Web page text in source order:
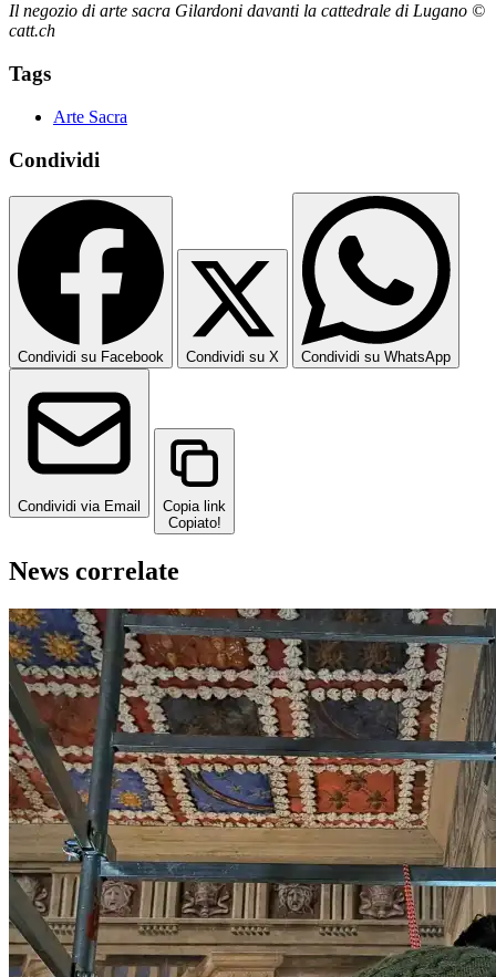
Il negozio di arte sacra Gilardoni davanti la cattedrale di Lugano ©
catt.ch
Tags
Arte Sacra
Condividi
Condividi su Facebook Condividi su X Condividi su WhatsApp
Condividi via Email
Copia link
Copiato!
News correlate